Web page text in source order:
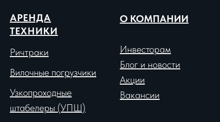
АРЕНДА
ТЕХНИКИ
Ричтраки
Вилочные погрузчики
Узкопроходные
штабелеры (УПШ)
О КОМПАНИИ
Инвесторам
Блог и новости
Акции
Вакансии